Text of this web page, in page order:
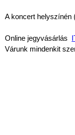
A koncert helyszínén
Online jegyvásárlás
Várunk mindenkit